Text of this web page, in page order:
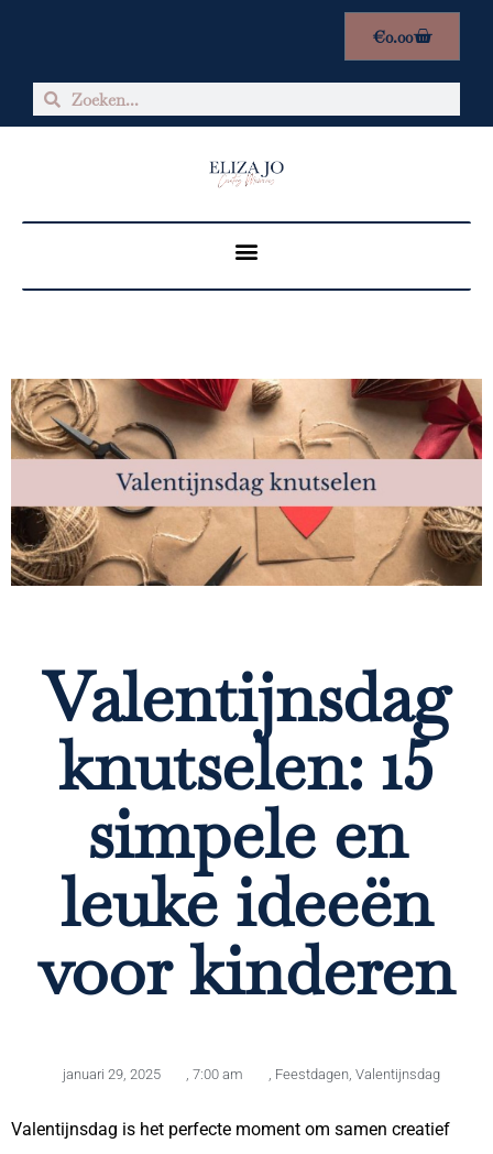
€0.00
Valentijnsdag
knutselen: 15
simpele en
leuke ideeën
voor kinderen
januari 29, 2025 , 7:00 am , Feestdagen, Valentijnsdag
Valentijnsdag is het perfecte moment om samen creatief